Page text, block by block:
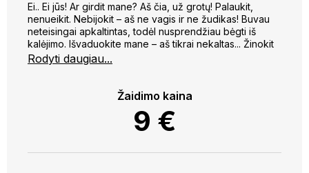
Ei.. Ei jūs! Ar girdit mane? Aš čia, už grotų! Palaukit,
nenueikit. Nebijokit – aš ne vagis ir ne žudikas! Buvau
neteisingai apkaltintas, todėl nusprendžiau bėgti iš
kalėjimo. Išvaduokite mane – aš tikrai nekaltas... Žinokit
man padėti apsimoka - parodysiu slapčiausias Vilniaus
kerteles - nuo Vašingtono, Lukiškių aikštės, KGB
gatvės iki visų Pylimo gatvės skverelių, kino teatrų ir
Rodyti daugiau...
Žaidimo kaina
9 €